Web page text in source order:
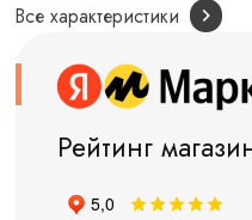
Все характеристики
Рейтинг